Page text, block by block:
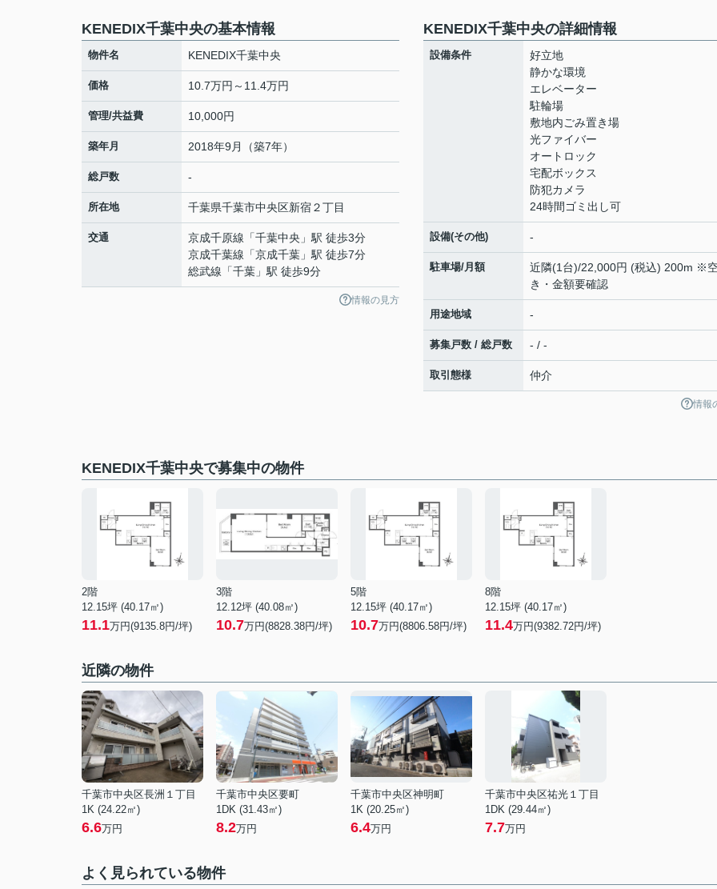
KENEDIX千葉中央の基本情報
物件名 KENEDIX千葉中央
価格 10.7万円～11.4万円
管理/共益費 10,000円
築年月 2018年9月（築7年）
総戸数 -
所在地 千葉県千葉市中央区新宿２丁目
交通 京成千原線 「千葉中央 」駅 徒歩3分
京成千葉線 「京成千葉 」駅 徒歩7分
総武線 「千葉 」駅 徒歩9分
情報の見方
KENEDIX千葉中央の詳細情報
設備条件
好立地
静かな環境
エレベーター
駐輪場
敷地内ごみ置き場
光ファイバー
オートロック
宅配ボックス
防犯カメラ
24時間ゴミ出し可
設備(その他) -
駐車場/月額
近隣(1台)/22,000円 (税込) 200m ※
き・金額要確認
用途地域 -
募集戸数 / 総戸数 - / -
取引態様 仲介
情報
KENEDIX千葉中央で募集中の物件
2階
12.15坪 (40.17㎡)
11.1万円(9135.8円/坪)
3階
12.12坪 (40.08㎡)
10.7万円(8828.38円/坪)
5階
12.15坪 (40.17㎡)
10.7万円(8806.58円/坪)
8階
12.15坪 (40.17㎡)
11.4万円(9382.72円/坪)
近隣の物件
千葉市中央区長洲１丁目
1K (24.22㎡)
6.6万円
千葉市中央区要町
1DK (31.43㎡)
8.2万円
千葉市中央区神明町
1K (20.25㎡)
6.4万円
千葉市中央区祐光１丁目
1DK (29.44㎡)
7.7万円
よく見られている物件